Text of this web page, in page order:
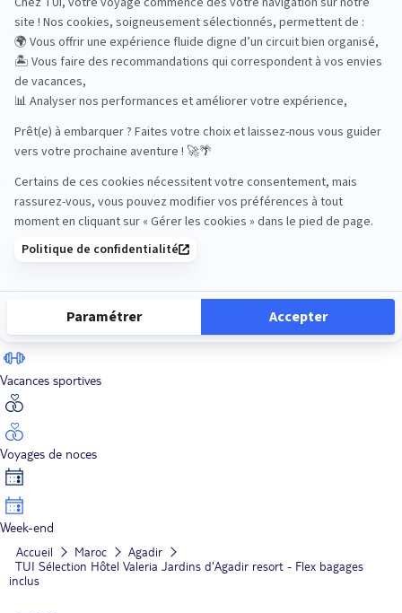
Road Trips
Safari
Sénior
Vacances sportives
Voyages de noces
Week-end
Accueil Maroc
Agadir
TUI Sélection Hôtel Valeria Jardins d'Agadir resort - Flex bagages
inclus